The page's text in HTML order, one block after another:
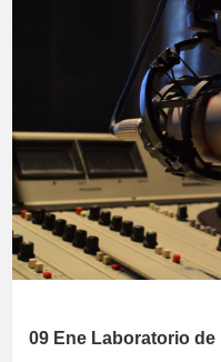
09 Ene Laboratorio